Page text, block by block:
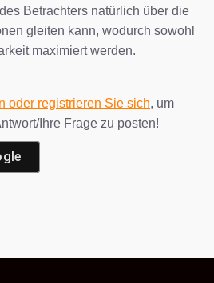
Betrachters natürlich über die
gleiten kann, wodurch sowohl
maximiert werden.
oder registrieren Sie sich, um
Ihre Frage zu posten!